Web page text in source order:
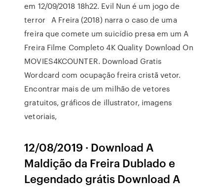
em 12/09/2018 18h22. Evil Nun é um jogo de
terror A Freira (2018) narra o caso de uma
freira que comete um suicídio presa em um A
Freira Filme Completo 4K Quality Download On
MOVIES4KCOUNTER. Download Gratis
Wordcard com ocupação freira cristã vetor.
Encontrar mais de um milhão de vetores
gratuitos, gráficos de illustrator, imagens
vetoriais,
12/08/2019 · Download A
Maldição da Freira Dublado e
Legendado grátis Download A